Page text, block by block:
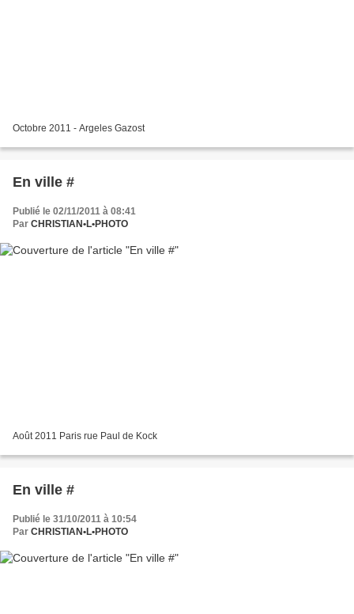
Octobre 2011 - Argeles Gazost
En ville #
Publié le 02/11/2011 à 08:41
Par CHRISTIAN•L•PHOTO
Août 2011 Paris rue Paul de Kock
En ville #
Publié le 31/10/2011 à 10:54
Par CHRISTIAN•L•PHOTO